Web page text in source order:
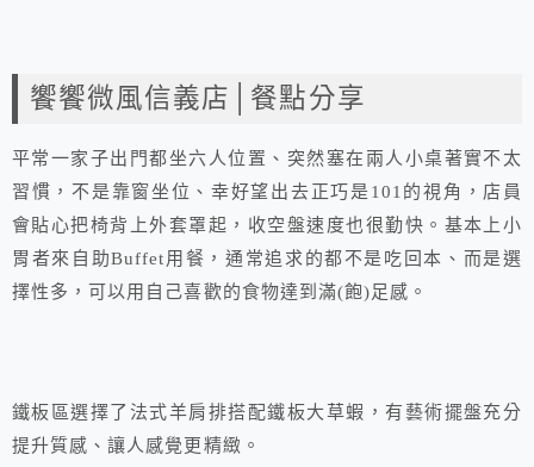
饗饗微風信義店│餐點分享
平常一家子出門都坐六人位置、突然塞在兩人小桌著實不太
習慣，不是靠窗坐位、幸好望出去正巧是101的視角，店員
會貼心把椅背上外套罩起，收空盤速度也很勤快。基本上小
胃者來自助Buffet用餐，通常追求的都不是吃回本、而是選
擇性多，可以用自己喜歡的食物達到滿(飽)足感。
鐵板區選擇了法式羊肩排搭配鐵板大草蝦，有藝術擺盤充分
提升質感、讓人感覺更精緻。